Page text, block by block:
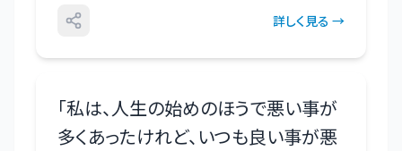
詳しく見る →
「私は、人生の始めのほうで悪い事が
多くあったけれど、いつも良い事が悪